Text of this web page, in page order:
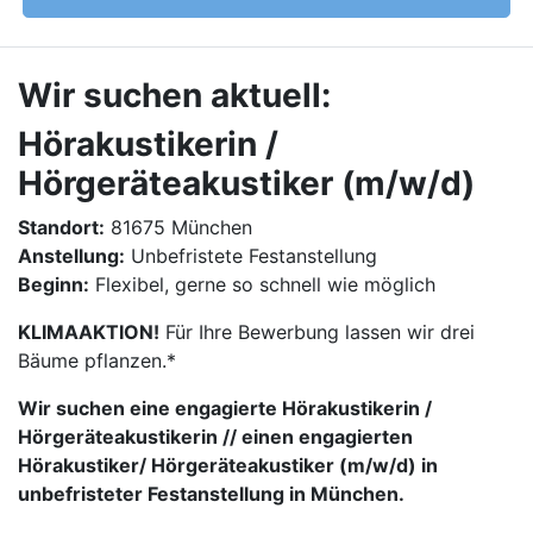
Wir suchen aktuell:
Hörakustikerin /
Hörgeräteakustiker (m/w/d)
Standort: 81675 München
Anstellung: Unbefristete Festanstellung
Beginn: Flexibel, gerne so schnell wie möglich
KLIMAAKTION! Für Ihre Bewerbung lassen wir drei
Bäume pflanzen.*
Wir suchen eine engagierte Hörakustikerin /
Hörgeräteakustikerin // einen engagierten
Hörakustiker/ Hörgeräteakustiker (m/w/d) in
unbefristeter Festanstellung in München.